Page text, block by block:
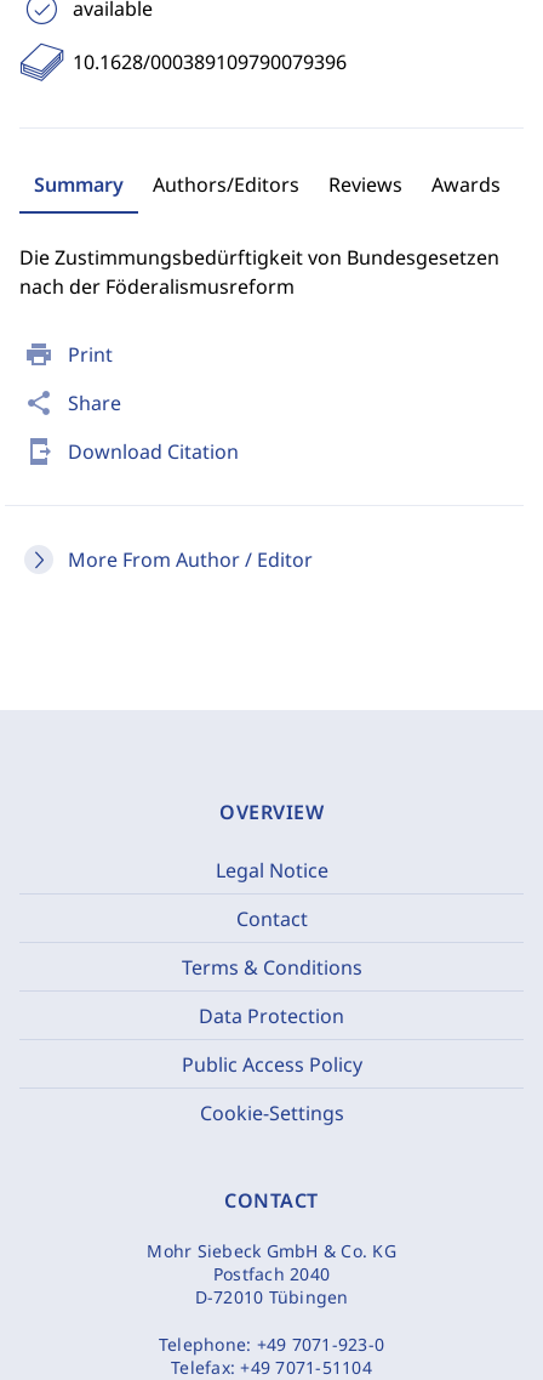
print Print
share Share
send_to_mobile Download Citation
More From Author / Editor
available
10.1628/000389109790079396
Summary Authors/Editors Reviews Awards
Die Zustimmungsbedürftigkeit von Bundesgesetzen
nach der Föderalismusreform
OVERVIEW
Legal Notice
Contact
Terms & Conditions
Data Protection
Public Access Policy
Cookie-Settings
CONTACT
Mohr Siebeck GmbH & Co. KG
Postfach 2040
D-72010 Tübingen
Telephone: +49 7071-923-0
Telefax:+49 7071-51104